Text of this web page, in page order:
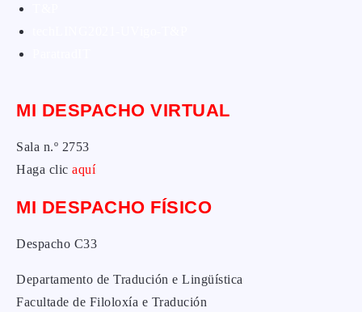
MI DESPACHO VIRTUAL
Sala n.º 2753
Haga clic aquí
MI DESPACHO FÍSICO
Despacho C33
Departamento de Tradución e Lingüística
Facultade de Filoloxía e Tradución